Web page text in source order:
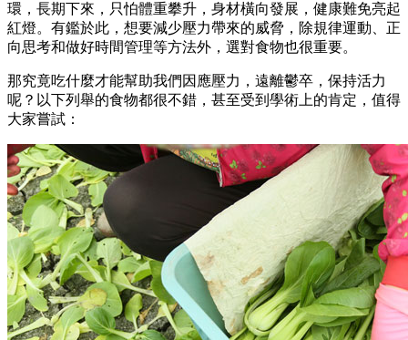
環，長期下來，只怕體重攀升，身材橫向發展，健康難免亮起
紅燈。有鑑於此，想要減少壓力帶來的威脅，除規律運動、正
向思考和做好時間管理等方法外，選對食物也很重要。
那究竟吃什麼才能幫助我們因應壓力，遠離鬱卒，保持活力
呢？以下列舉的食物都很不錯，甚至受到學術上的肯定，值得
大家嘗試：